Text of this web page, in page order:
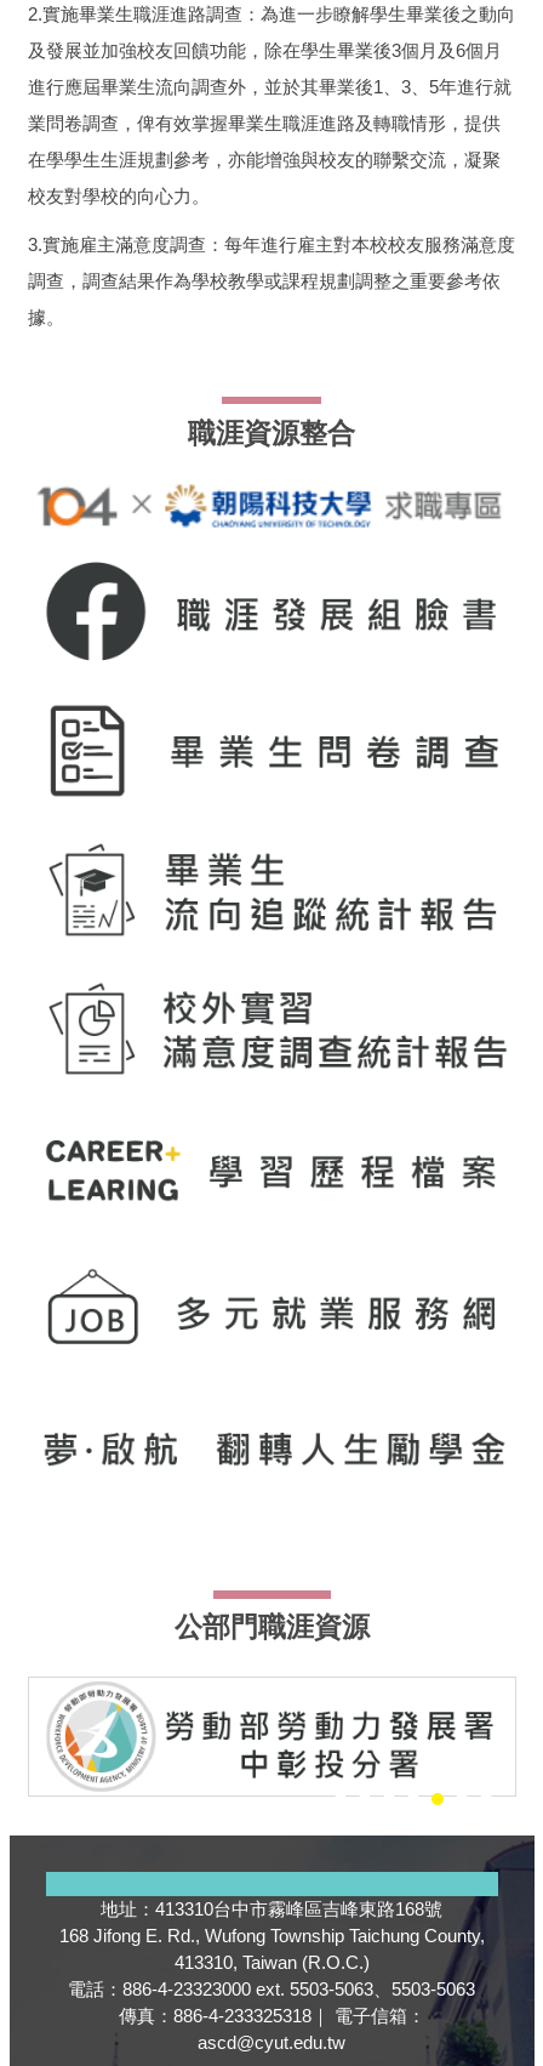
2.實施畢業生職涯進路調查：為進一步瞭解學生畢業後之動向
及發展並加強校友回饋功能，除在學生畢業後3個月及6個月
進行應屆畢業生流向調查外，並於其畢業後1、3、5年進行就
業問卷調查，俾有效掌握畢業生職涯進路及轉職情形，提供
在學學生生涯規劃參考，亦能增強與校友的聯繫交流，凝聚
校友對學校的向心力。
3.實施雇主滿意度調查：每年進行雇主對本校校友服務滿意度
調查，調查結果作為學校教學或課程規劃調整之重要參考依
據。
職涯資源整合
公部門職涯資源
地址：413310台中市霧峰區吉峰東路168號
168 Jifong E. Rd., Wufong Township Taichung County,
413310, Taiwan (R.O.C.)
電話：886-4-23323000 ext. 5503-5063、5503-5063
傳真：886-4-233325318｜ 電子信箱：
ascd@cyut.edu.tw